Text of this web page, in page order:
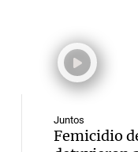
aceptó
cargo
Episodios
estafa
través
serán
Juntos
Femicidio